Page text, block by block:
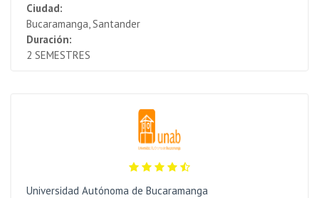
Ciudad:
Bucaramanga, Santander
Duración:
2 SEMESTRES
Universidad Autónoma de Bucaramanga